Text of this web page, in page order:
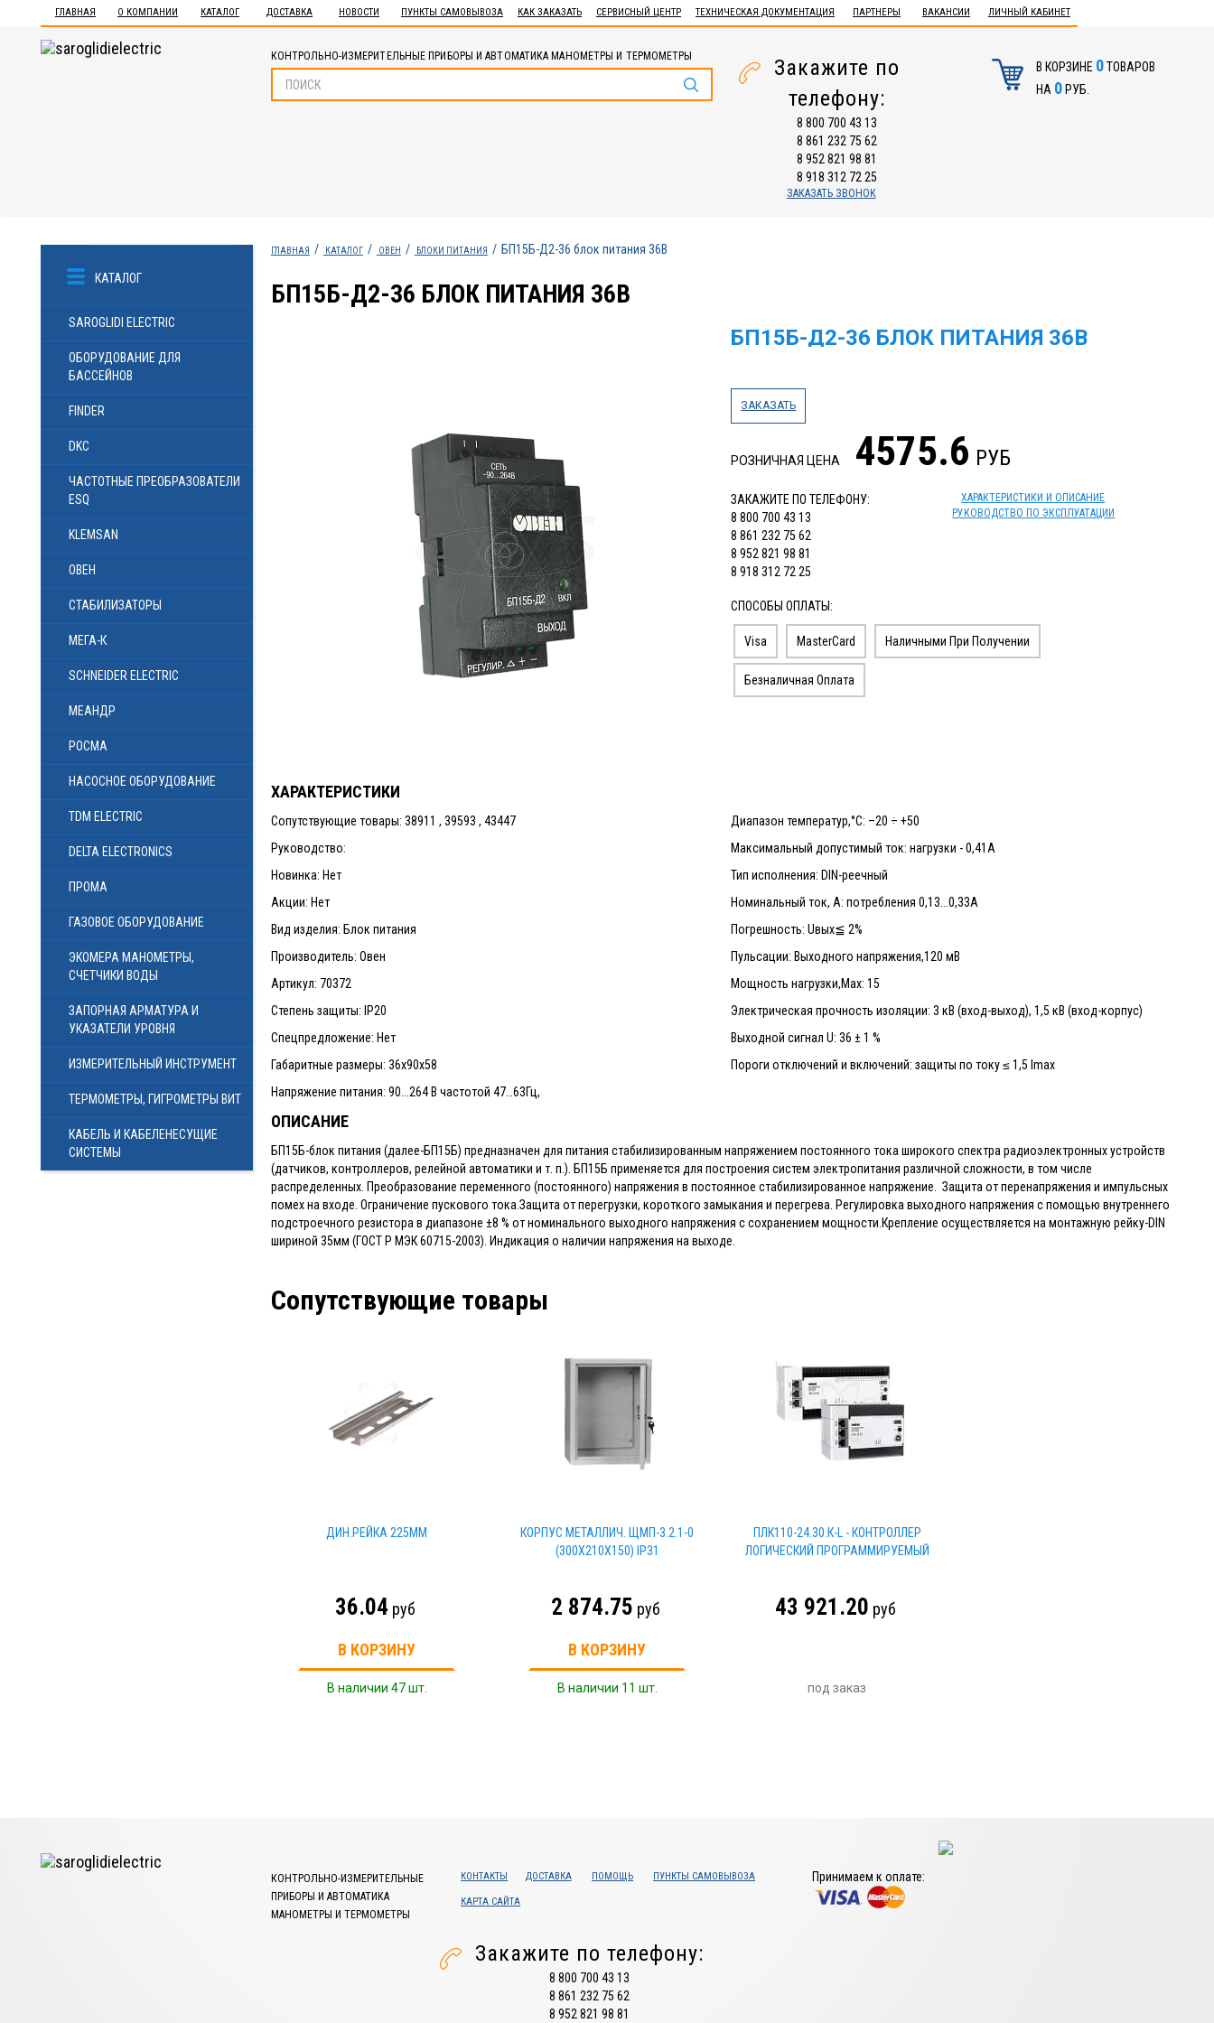
ГЛАВНАЯ О КОМПАНИИ КАТАЛОГ ДОСТАВКА НОВОСТИ ПУНКТЫ САМОВЫВОЗА КАК ЗАКАЗАТЬ СЕРВИСНЫЙ ЦЕНТР ТЕХНИЧЕСКАЯ ДОКУМЕНТАЦИЯ ПАРТНЕРЫ ВАКАНСИИ ЛИЧНЫЙ КАБИНЕТ
КОНТРОЛЬНО-ИЗМЕРИТЕЛЬНЫЕ ПРИБОРЫ И АВТОМАТИКА МАНОМЕТРЫ И ТЕРМОМЕТРЫ
Закажите по
телефону:
8 800 700 43 13
8 861 232 75 62
8 952 821 98 81
8 918 312 72 25
ЗАКАЗАТЬ ЗВОНОК
В КОРЗИНЕ 0ТОВАРОВ
НА 0РУБ.
КАТАЛОГ
SAROGLIDI ELECTRIC
ОБОРУДОВАНИЕ ДЛЯ
БАССЕЙНОВ
FINDER
DKC
ЧАСТОТНЫЕ ПРЕОБРАЗОВАТЕЛИ
ESQ
KLEMSAN
ОВЕН
СТАБИЛИЗАТОРЫ
МЕГА-К
SCHNEIDER ELECTRIC
МЕАНДР
РОСМА
НАСОСНОЕ ОБОРУДОВАНИЕ
TDM ELECTRIC
DELTA ELECTRONICS
ПРОМА
ГАЗОВОЕ ОБОРУДОВАНИЕ
ЭКОМЕРА МАНОМЕТРЫ,
СЧЕТЧИКИ ВОДЫ
ЗАПОРНАЯ АРМАТУРА И
УКАЗАТЕЛИ УРОВНЯ
ИЗМЕРИТЕЛЬНЫЙ ИНСТРУМЕНТ
ТЕРМОМЕТРЫ, ГИГРОМЕТРЫ ВИТ
КАБЕЛЬ И КАБЕЛЕНЕСУЩИЕ
СИСТЕМЫ
ГЛАВНАЯ КАТАЛОГ ОВЕН БЛОКИ ПИТАНИЯ БП15Б-Д2-36 блок питания 36В
БП15Б-Д2-36 БЛОК ПИТАНИЯ 36В
БП15Б-Д2-36 БЛОК ПИТАНИЯ 36В
ЗАКАЗАТЬ
РОЗНИЧНАЯ ЦЕНА 4575.6 РУБ
ЗАКАЖИТЕ ПО ТЕЛЕФОНУ:
8 800 700 43 13
8 861 232 75 62
8 952 821 98 81
8 918 312 72 25
ХАРАКТЕРИСТИКИ И ОПИСАНИЕ
РУКОВОДСТВО ПО ЭКСПЛУАТАЦИИ
СПОСОБЫ ОПЛАТЫ:
Visa MasterCard Наличными При Получении
Безналичная Оплата
ХАРАКТЕРИСТИКИ
Сопутствующие товары: 38911 , 39593 , 43447
Руководство:
Новинка: Нет
Акции: Нет
Вид изделия: Блок питания
Производитель: Овен
Артикул: 70372
Степень защиты: IP20
Спецпредложение: Нет
Габаритные размеры: 36x90x58
Диапазон температур,°С: –20 ÷ +50
Максимальный допустимый ток: нагрузки - 0,41А
Тип исполнения: DIN-реечный
Номинальный ток, А: потребления 0,13...0,33А
Погрешность: Uвых≦ 2%
Пульсации: Выходного напряжения,120 мВ
Мощность нагрузки,Max: 15
Электрическая прочность изоляции: 3 кВ (вход-выход), 1,5 кВ (вход-корпус)
Выходной сигнал U: 36 ± 1 %
Пороги отключений и включений: защиты по току ≤ 1,5 Imax
Напряжение питания: 90...264 В частотой 47…63Гц,
ОПИСАНИЕ
БП15Б-блок питания (далее-БП15Б) предназначен для питания стабилизированным напряжением постоянного тока широкого спектра радиоэлектронных устройств
(датчиков, контроллеров, релейной автоматики и т. п.). БП15Б применяется для построения систем электропитания различной сложности, в том числе
распределенных. Преобразование переменного (постоянного) напряжения в постоянное стабилизированное напряжение. Защита от перенапряжения и импульсных
помех на входе. Ограничение пускового тока.Защита от перегрузки, короткого замыкания и перегрева. Регулировка выходного напряжения с помощью внутреннего
подстроечного резистора в диапазоне ±8 % от номинального выходного напряжения с сохранением мощности.Крепление осуществляется на монтажную рейку-DIN
шириной 35мм (ГОСТ Р МЭК 60715-2003). Индикация о наличии напряжения на выходе.
Сопутствующие товары
ДИН.РЕЙКА 225ММ
36.04 руб
В КОРЗИНУ
В наличии 47 шт.
КОРПУС МЕТАЛЛИЧ. ЩМП-3.2.1-0
(300Х210Х150) IP31
2 874.75 руб
В КОРЗИНУ
В наличии 11 шт.
ПЛК110-24.30.К-L - КОНТРОЛЛЕР
ЛОГИЧЕСКИЙ ПРОГРАММИРУЕМЫЙ
43 921.20 руб
под заказ
КОНТРОЛЬНО-ИЗМЕРИТЕЛЬНЫЕ
ПРИБОРЫ И АВТОМАТИКА
МАНОМЕТРЫ И ТЕРМОМЕТРЫ
КОНТАКТЫ ДОСТАВКА ПОМОЩЬ ПУНКТЫ САМОВЫВОЗА
КАРТА САЙТА
Закажите по телефону:
8 800 700 43 13
8 861 232 75 62
8 952 821 98 81
Принимаем к оплате: